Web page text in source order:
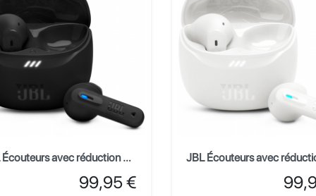
JBL Écouteurs avec réduction de bruit Tune Flex 2 - Noir
Prix
99,95 €
Prix